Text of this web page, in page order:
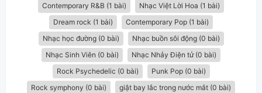
Contemporary R&B (1 bài)
Nhạc Việt Lời Hoa (1 bài)
Dream rock (1 bài)
Contemporary Pop (1 bài)
Nhạc học đường (0 bài)
Nhạc buồn sôi động (0 bài)
Nhạc Sinh Viên (0 bài)
Nhạc Nhảy Điện tử (0 bài)
Rock Psychedelic (0 bài)
Punk Pop (0 bài)
Rock symphony (0 bài)
giật bay lắc trong nước mắt (0 bài)